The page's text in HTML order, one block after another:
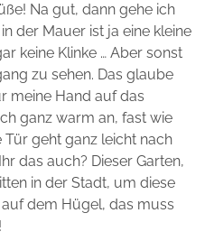
Na gut, dann gehe ich
der Mauer ist ja eine kleine
keine Klinke … Aber sonst
zu sehen. Das glaube
meine Hand auf das
ganz warm an, fast wie
geht ganz leicht nach
das auch? Dieser Garten,
in der Stadt, um diese
dem Hügel, das muss